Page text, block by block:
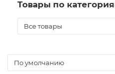
Товары по